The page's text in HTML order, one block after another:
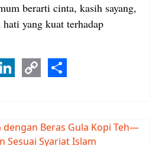
berarti cinta, kasih sayang,
yang kuat terhadap